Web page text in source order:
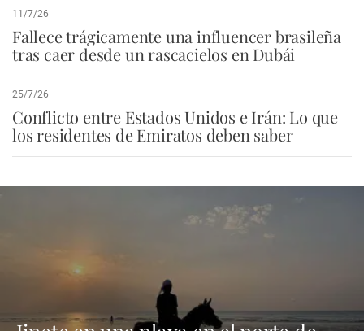
11/7/26
Fallece trágicamente una influencer brasileña
tras caer desde un rascacielos en Dubái
25/7/26
Conflicto entre Estados Unidos e Irán: Lo que
los residentes de Emiratos deben saber